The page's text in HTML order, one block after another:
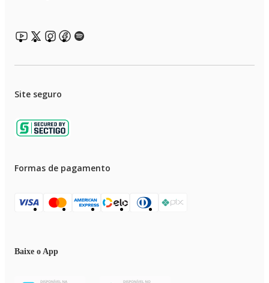
Site seguro
Formas de pagamento
Baixe o App